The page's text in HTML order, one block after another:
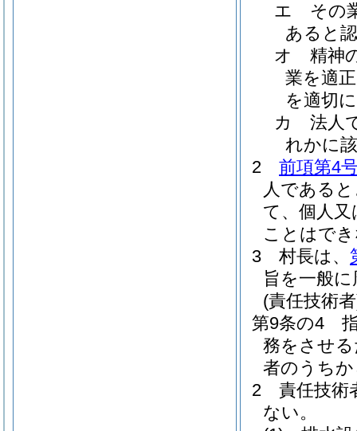
エ
その
あると
オ
精神
業を適
を適切
カ
法人
れかに
2
前項第4
人である
て、個人
ことはで
3
村長は、
旨を一般
(責任技術
第9条の4
務をさせ
者のうち
2
責任技術
ない。